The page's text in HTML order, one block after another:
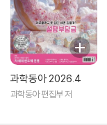
과학동아 2026.4
과학동아 편집부 저